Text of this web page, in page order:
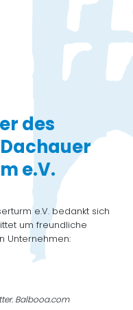
des
e.V.
e.V. bedankt sich
um freundliche
Unternehmen:
Balbooa.com